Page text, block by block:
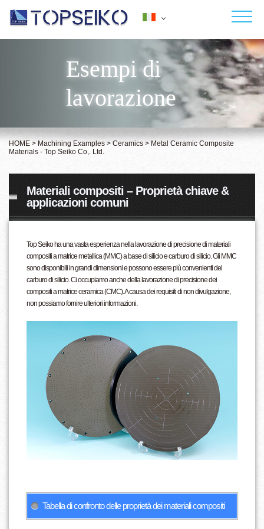
Japanese
English
Deutsch
Français
Español
Italiano
Polish
SERVIZI
ESEMPI DI LAVORAZIONE
NOTIZIE
Esempi di
lavorazione
HOME > Machining Examples > Ceramics > Metal Ceramic Composite
Materials - Top Seiko Co,. Ltd.
Materiali compositi – Proprietà chiave &
applicazioni comuni
Top Seiko ha una vasta esperienza nella lavorazione di precisione di materiali
compositi a matrice metallica (MMC) a base di silicio e carburo di silicio. Gli MMC
sono disponibili in grandi dimensioni e possono essere più convenienti del
carburo di silicio. Ci occupiamo anche della lavorazione di precisione dei
compositi a matrice ceramica (CMC). A causa dei requisiti di non divulgazione,
non possiamo fornire ulteriori informazioni.
Tabella di confronto delle proprietà dei materiali compositi